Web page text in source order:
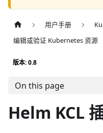
用户手册
编辑或验证 Kubernetes 资源
版本: 0.8
On this page
Helm KCL